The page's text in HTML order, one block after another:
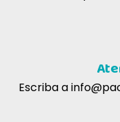
Il collare elisabettiano
classici collari di
perfetto per quei cani
Escriba a